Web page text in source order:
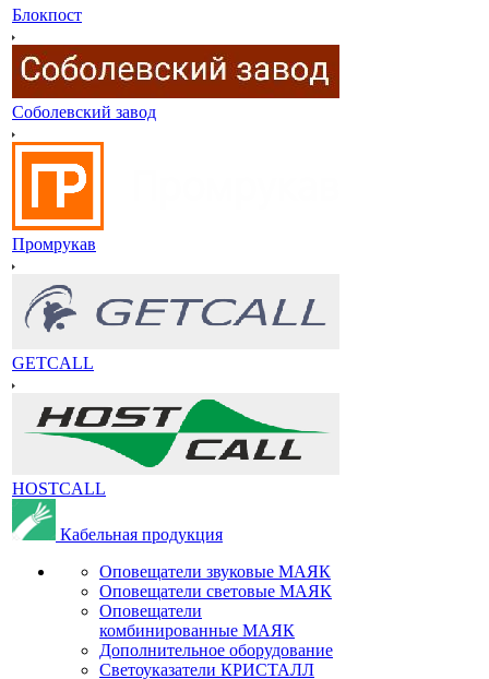
Блокпост
Соболевский завод
Промрукав
GETCALL
HOSTCALL
Кабельная продукция
Оповещатели звуковые МАЯК
Оповещатели световые МАЯК
Оповещатели
комбинированные МАЯК
Дополнительное оборудование
Светоуказатели КРИСТАЛЛ